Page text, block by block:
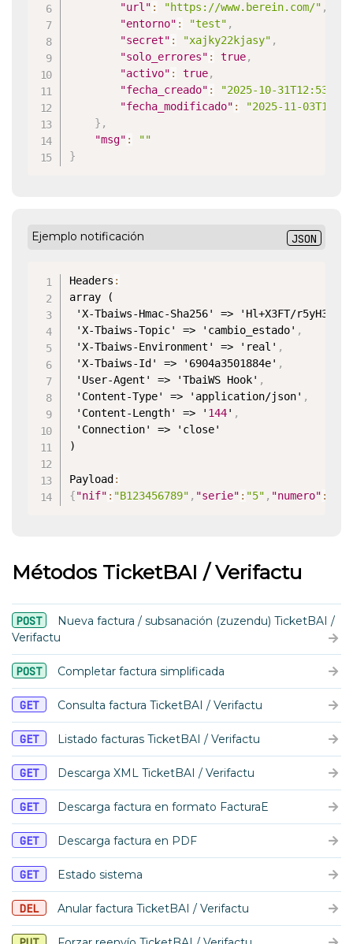
"url" : "https://www.berein.com/" ,
"entorno" : "test" ,
"secret" : "xajky22kjasy" ,
"solo_errores" : true,
"activo" : true,
"fecha_creado" :
"2025-10-
"fecha_modificado" :
"2025-11-
} ,
"msg" :
""
}
Ejemplo notificación JSON
Headers :
array (
'X-Tbaiws-Hmac-Sha256' => 'Hl+X3FT/
'X-Tbaiws-Topic' => 'cambio_estado' ,
'X-Tbaiws-Environment' => 'real' ,
'X-Tbaiws-Id' => '6904a3501884e' ,
'User-Agent' => 'TbaiWS Hook' ,
'Content-Type' => 'application/json' ,
'Content-Length' => ' 144' ,
'Connection' => 'close'
)
Payload :
{"nif" : "B123456789" , "serie" : "5" , "numero" :
Métodos TicketBAI / Verifactu
POST
Nueva factura / subsanación (zuzendu) TicketBAI /
Verifactu
POST Completar factura simplificada
GET Consulta factura TicketBAI / Verifactu
GET Listado facturas TicketBAI / Verifactu
GET Descarga XML TicketBAI / Verifactu
GET Descarga factura en formato FacturaE
GET Descarga factura en PDF
GET Estado sistema
DEL Anular factura TicketBAI / Verifactu